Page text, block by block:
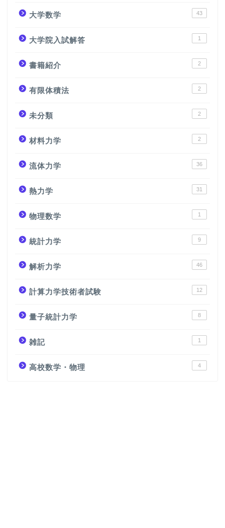
大学数学 43
大学院入試解答 1
書籍紹介 2
有限体積法 2
未分類 2
材料力学 2
流体力学 36
熱力学 31
物理数学 1
統計力学 9
解析力学 46
計算力学技術者試験 12
量子統計力学 8
雑記 1
高校数学・物理 4